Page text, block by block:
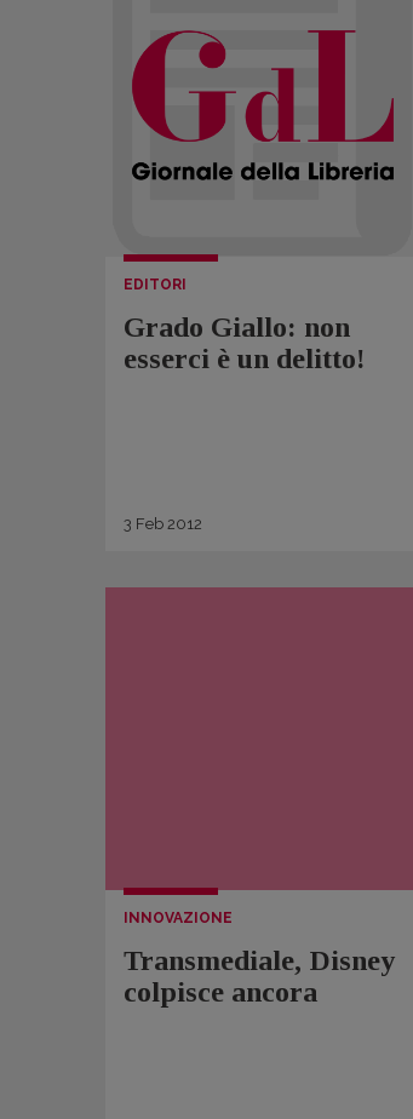
EDITORI
Grado Giallo: non
esserci è un delitto!
3 Feb 2012
INNOVAZIONE
Transmediale, Disney
colpisce ancora